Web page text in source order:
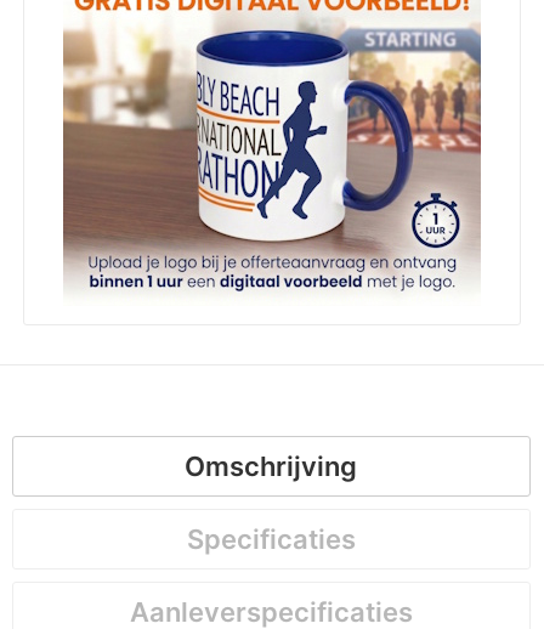
Omschrijving
Specificaties
Aanleverspecificaties